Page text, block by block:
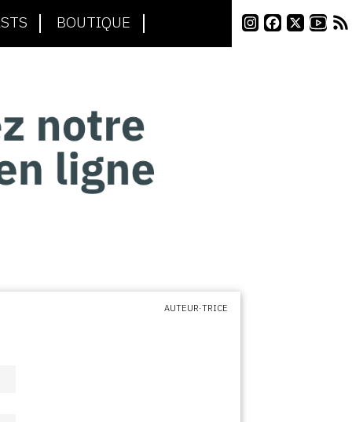
BOUTIQUE
AUTEUR·TRICE